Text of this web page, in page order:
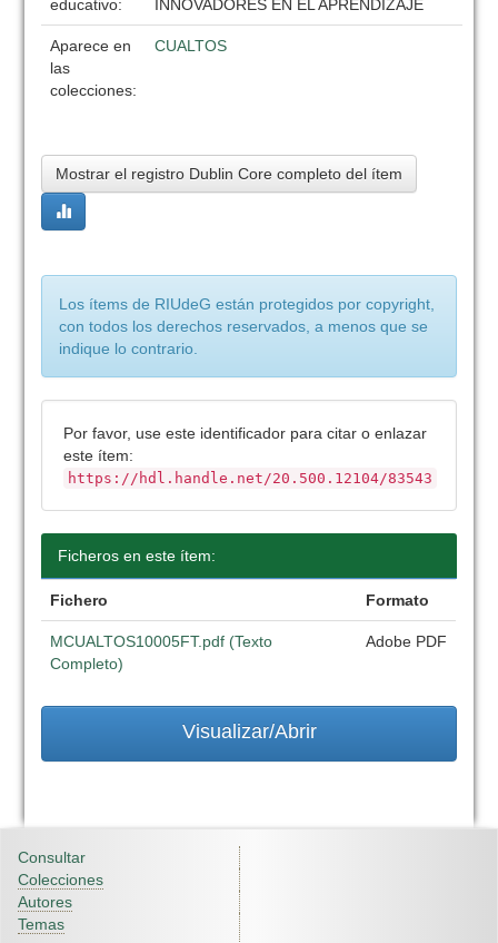
educativo:
INNOVADORES EN EL APRENDIZAJE
Aparece en
las
colecciones:
CUALTOS
Mostrar el registro Dublin Core completo del ítem
Los ítems de RIUdeG están protegidos por copyright,
con todos los derechos reservados, a menos que se
indique lo contrario.
Por favor, use este identificador para citar o enlazar
este ítem:
https://hdl.handle.net/20.500.12104/83543
Ficheros en este ítem:
Fichero Formato
MCUALTOS10005FT.pdf (Texto
Completo)
Adobe PDF
Visualizar/Abrir
Consultar
Colecciones
Autores
Temas